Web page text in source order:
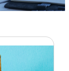
の魅力